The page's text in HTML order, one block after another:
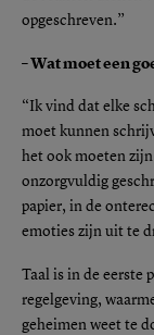
opgeschreven.”
– Wat moet een
“Ik vind dat elke
moet kunnen
het ook moeten
onzorgvuldig
papier, in de
emoties zijn uit te
Taal is in de eerste
regelgeving,
geheimen weet te